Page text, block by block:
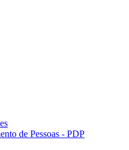
de Pessoas - PDP